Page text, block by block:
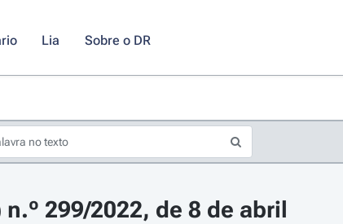
Lia Sobre o DR
299/2022, de 8 de abril